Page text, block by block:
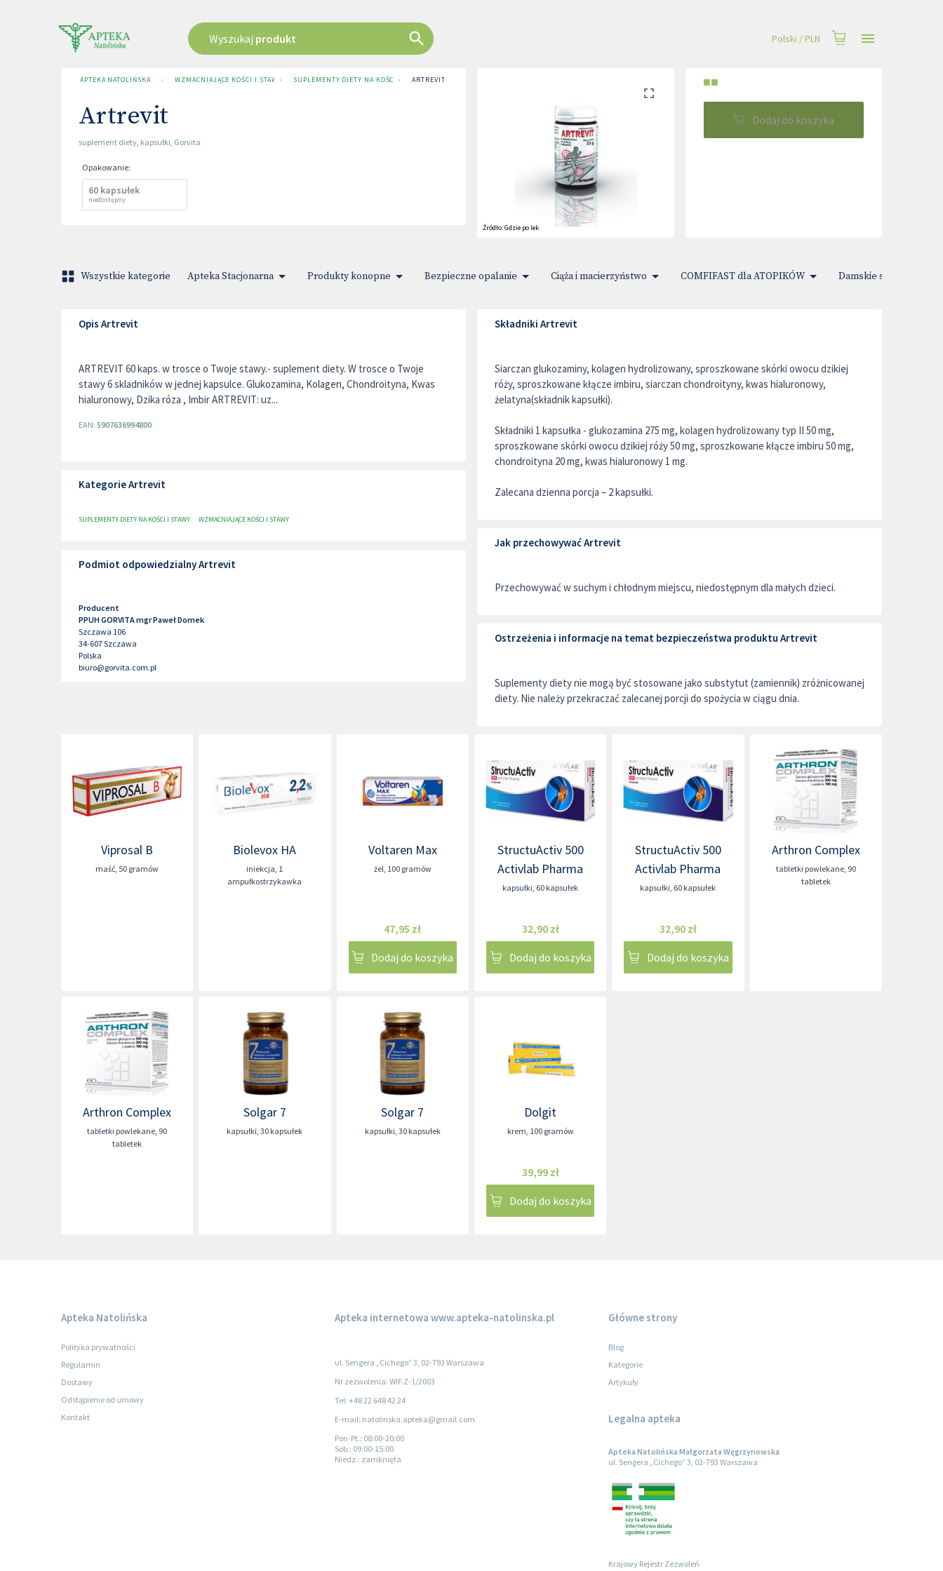
Wyszukaj produkt Polski /PLN
APTEKA NATOLIŃSKA › WZMACNIAJĄCE KOŚCI I STAWY› SUPLEMENTY DIETY NA KOŚCI I STAWY
› ARTREVIT
Artrevit
suplement diety, kapsułki, Gorvita
Opakowanie:
60 kapsułek
niedostępny
Źródło:Gdzie po lek
■■
Dodaj do koszyka
Wszystkie kategorie Apteka Stacjonarna Produkty konopne Bezpieczne opalanie Ciąża i macierzyństwo COMFIFAST dla ATOPIKÓW Damskie sprawy
Opis Artrevit
ARTREVIT 60 kaps. w trosce o Twoje stawy.- suplement diety. W trosce o Twoje
stawy 6 skladników w jednej kapsulce. Glukozamina, Kolagen, Chondroityna, Kwas
hialuronowy, Dzika róza , Imbir ARTREVIT: uz...
EAN: 5907636994800
Kategorie Artrevit
SUPLEMENTY DIETY NA KOŚCI I STAWY WZMACNIAJĄCE KOŚCI I STAWY
Podmiot odpowiedzialny Artrevit
Producent
PPUH GORVITA mgr Paweł Domek
Szczawa 106
34-607Szczawa
Polska
biuro@gorvita.com.pl
Składniki Artrevit
Siarczan glukozaminy, kolagen hydrolizowany, sproszkowane skórki owocu dzikiej
róży, sproszkowane kłącze imbiru, siarczan chondroityny, kwas hialuronowy,
żelatyna(składnik kapsułki).
Składniki 1 kapsułka - glukozamina 275 mg, kolagen hydrolizowany typ II 50 mg,
sproszkowane skórki owocu dzikiej róży 50 mg, sproszkowane kłącze imbiru 50 mg,
chondroityna 20 mg, kwas hialuronowy 1 mg.
Zalecana dzienna porcja – 2 kapsułki.
Jak przechowywać Artrevit
Przechowywać w suchym i chłodnym miejscu, niedostępnym dla małych dzieci.
Ostrzeżenia i informacje na temat bezpieczeństwa produktu Artrevit
Suplementy diety nie mogą być stosowane jako substytut (zamiennik) zróżnicowanej
diety. Nie należy przekraczać zalecanej porcji do spożycia w ciągu dnia.
Viprosal B
maść, 50 gramów
Biolevox HA
iniekcja, 1
ampułkostrzykawka
Voltaren Max
żel, 100 gramów
47,95 zł
Dodaj do koszyka
StructuActiv 500
Activlab Pharma
kapsułki, 60 kapsułek
32,90 zł
Dodaj do koszyka
StructuActiv 500
Activlab Pharma
kapsułki, 60 kapsułek
32,90 zł
Dodaj do koszyka
Arthron Complex
tabletki powlekane, 90
tabletek
Arthron Complex
tabletki powlekane, 90
tabletek
Solgar 7
kapsułki,30 kapsułek
Solgar 7
kapsułki, 30 kapsułek
Dolgit
krem, 100 gramów
39,99 zł
Dodaj do koszyka
Apteka Natolińska
Polityka prywatności
Regulamin
Dostawy
Odstąpienie od umowy
Kontakt
Apteka internetowa www.apteka-natolinska.pl
ul. Sengera „Cichego” 3, 02-793 Warszawa
Nr zezwolenia: WIF.Z-1/2003
Tel: +48 22 648 42 24
E-mail: natolinska.apteka@gmail.com
Pon-Pt.: 08:00-20:00
Sob.: 09:00-15:00
Niedz.: zamknięta
Główne strony
Blog
Kategorie
Artykuły
Legalna apteka
Apteka Natolińska Małgorzata Węgrzynowska
ul. Sengera „Cichego” 3, 02-793 Warszawa
Krajowy Rejestr Zezwoleń